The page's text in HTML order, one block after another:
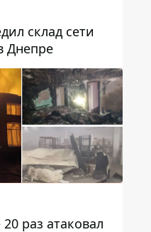
склад сети
Днепре
раз атаковал